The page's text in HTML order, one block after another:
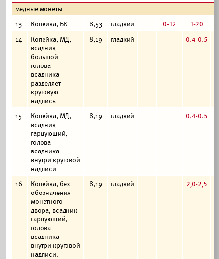
медные монеты
13
Копейка, БК 8,53 гладкий 0-12 1-20
14
Копейка, МД,
всадник
большой.
голова
всадника
разделяет
круговую
надпись
8,19 гладкий 0.4-0.5
15
Копейка, МД,
всадник
гарцующий,
голова
всадника
внутри круговой
надписи
8,19 гладкий 0.4-0.5
16
Копейка, без
обозначения
монетного
двора, всадник
гарцующий,
голова
всадника
внутри круговой
надписи.
8,19 гладкий 2,0-2,5